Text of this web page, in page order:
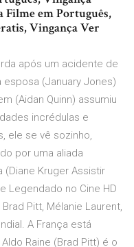
Filme em Português,
Vingança Ver
após um acidente de
(January Jones)
(Aidan Quinn) assumiu
incrédulas e
ele se vê sozinho,
por uma aliada
(Diane Kruger Assistir
Legendado no Cine HD
Pitt, Mélanie Laurent,
A França está
Raine (Brad Pitt) é o